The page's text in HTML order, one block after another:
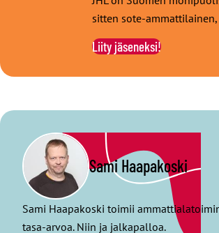
sitten sote-
Liity jäseneksi!
Sami Haapakoski
Sami Haapakoski toimii
tasa-arvoa. Niin ja jalkapalloa.